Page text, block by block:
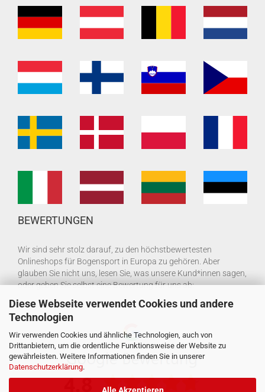
Diese Webseite verwendet Cookies und andere
Technologien
Wir verwenden Cookies und ähnliche Technologien, auch von
Drittanbietern, um die ordentliche Funktionsweise der Website zu
gewährleisten. Weitere Informationen finden Sie in unserer
Datenschutzerklärung.
Alle Akzeptieren
BEWERTUNGEN
Wir sind sehr stolz darauf, zu den höchstbewertesten
Onlineshops für Bogensport in Europa zu gehören. Aber
glauben Sie nicht uns, lesen Sie, was unsere Kund*innen sagen,
oder geben Sie selbst eine Bewertung für uns ab: